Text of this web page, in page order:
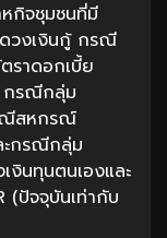
กิจชุมชนที่มี
ดวงเงินกู้ กรณี
ราดอกเบี้ย
กรณีกลุ่ม
ณีสหกรณ์
ะกรณีกลุ่ม
งินทุนตนเองและ
(ปัจจุบันเท่ากับ